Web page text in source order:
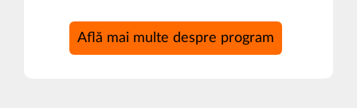
Află mai multe despre program